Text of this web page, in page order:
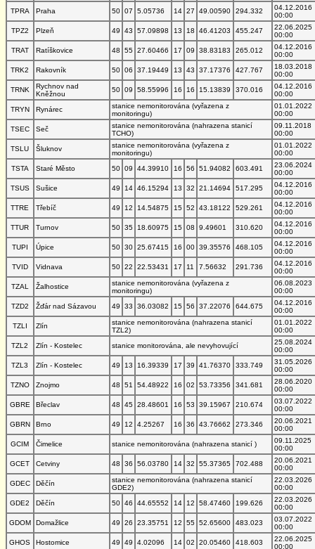
TPRA
Praha 50 07 5.05736 14 27 49.00590 294.332
04.12.2016
00:00
TPZ2
Plzeň 49 43 57.09898 13 18 46.41203 455.247
22.06.2025
00:00
TRAT
Ratíškovice 48 55 27.60466 17 09 38.83183 265.012
04.12.2016
00:00
TRK2
Rakovník 50 06 37.19449 13 43 37.17376 427.767
18.03.2018
00:00
TRNK
Rychnov nad
Kněžnou
50 09 58.55996 16 16 15.13839 370.016
04.12.2016
00:00
TRYN
Rynárec
stanice nemonitorována (vyřazena z
monitoringu)
01.01.2022
00:00
TSEC
Seč
stanice nemonitorována (nahrazena stanicí
TCHO)
09.11.2018
00:00
TSLU
Šluknov
stanice nemonitorována (vyřazena z
monitoringu)
01.01.2022
00:00
TSTA
Staré Město 50 09 44.39910 16 56 51.94082 603.491
23.06.2024
00:00
TSUS
Sušice 49 14 46.15294 13 32 21.14694 517.295
04.12.2016
00:00
TTRE
Třebíč 49 12 14.54875 15 52 43.18122 529.261
04.12.2016
00:00
TTUR
Turnov 50 35 18.60975 15 08 9.49601 310.620
04.12.2016
00:00
TUPI
Úpice 50 30 25.67415 16 00 39.35576 468.105
04.12.2016
00:00
TVID
Vidnava 50 22 22.53431 17 11 7.56632 291.736
04.12.2016
00:00
TZAL
Žalhostice
stanice nemonitorována (vyřazena z
monitoringu)
06.08.2023
00:00
TZD2
Žďár nad Sázavou 49 33 36.03082 15 56 37.22076 644.675
04.12.2016
00:00
TZLI
Zlín
stanice nemonitorována (nahrazena stanicí
TZL2)
01.01.2022
00:00
TZL2
Zlín - Kostelec stanice monitorována, ale nevyhovující
25.08.2024
00:00
TZL3
Zlín - Kostelec 49 13 16.39339 17 39 41.76370 333.749
31.05.2026
00:00
TZNO
Znojmo 48 51 54.48922 16 02 53.73356 341.681
28.06.2020
00:00
GBRE
Břeclav 48 45 28.48601 16 53 39.15967 210.674
03.07.2022
00:00
GBRN
Brno 49 12 4.25267 16 36 43.76662 273.346
20.06.2021
00:00
GCIM
Čimelice stanice nemonitorována (nahrazena stanicí )
09.11.2025
00:00
GCET
Cetviny 48 36 56.03780 14 32 55.37365 702.488
20.06.2021
00:00
GDEC
Děčín
stanice nemonitorována (nahrazena stanicí
GDE2)
22.03.2026
00:00
GDE2
Děčín 50 46 44.65552 14 12 58.47460 199.626
22.03.2026
00:00
GDOM
Domažlice 49 26 23.35751 12 55 52.65600 483.023
03.07.2022
00:00
GHOS
Hostomice 49 49 4.02096 14 02 20.05460 418.603
22.06.2025
00:00